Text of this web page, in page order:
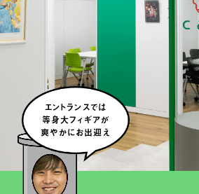
エントランスでは
等身大フィギアが
爽やかにお出迎え